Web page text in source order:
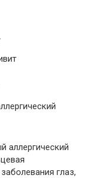
аллергический
глаз,